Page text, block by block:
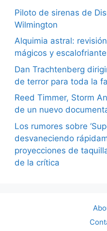
Piloto de sirenas de
Wilmington
Alquimia astral:
mágicos y
Dan Trachtenberg
de terror para toda la
Reed Timmer, Storm
de un nuevo
Los rumores sobre
desvaneciendo
proyecciones de
de la crítica